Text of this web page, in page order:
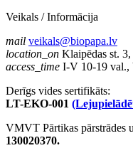
Veikals / Informācija
mail veikals@biopapa.lv
location_on Klaipēdas st.
access_time I-V 10-19 val.,
Derīgs vides sertifikāts:
LT-EKO-001
VMVT Pārtikas pārstrādes
130020370.